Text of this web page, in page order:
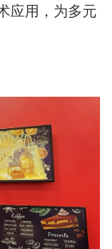
应用，为多元